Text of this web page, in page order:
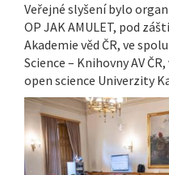
Veřejné slyšení bylo
OP JAK AMULET, pod
Akademie věd ČR, ve
Science – Knihovny AV
open science Univerzity